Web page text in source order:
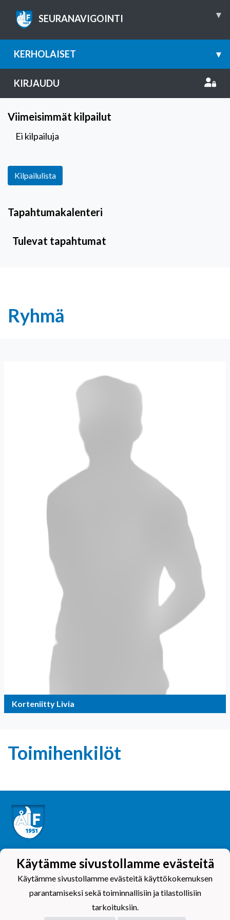
SEURANAVIGOINTI ▾
KERHOLAISET ▾
KIRJAUDU
Viimeisimmät kilpailut
Ei kilpailuja
Kilpailulista
Tapahtumakalenteri
Tulevat tapahtumat
Ryhmä
Korteniitty Livia
Toimihenkilöt
Tietosuojaseloste
Käytämme sivustollamme evästeitä
Käytämme sivustollamme evästeitä käyttökokemuksen
parantamiseksi sekä toiminnallisiin ja tilastollisiin
tarkoituksiin.